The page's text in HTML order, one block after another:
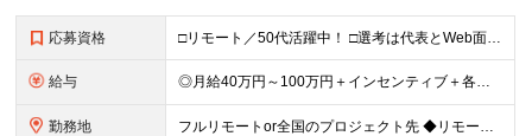
応募資格 □リモート／50代活躍中！ □選考は代表とWeb面談1回のみ □カジュアル面談も大歓迎！ 【応募条件】 ◎ITエンジニアの開発の実務経験をお持ちの方 └言語・業界・ジャンル不問（インフラ案件も多数！
給与 ◎月給40万円～100万円＋インセンティブ＋各種手当 ・年収120万〜300万円UPの実績も！ ・平均年収UP率は1.1～1.3倍 ・案件単価100%公開 × 単価連動の給与制度 ・能力等を考慮の上
勤務地 フルリモートor全国のプロジェクト先 ◆リモート実施率80% ◆UIターン歓迎！転勤なし ※(変更の範囲)上記を除く当社関連勤務地 本社：東京都新宿区西新宿3-9-23 西新宿大和ビル3F ＼AI